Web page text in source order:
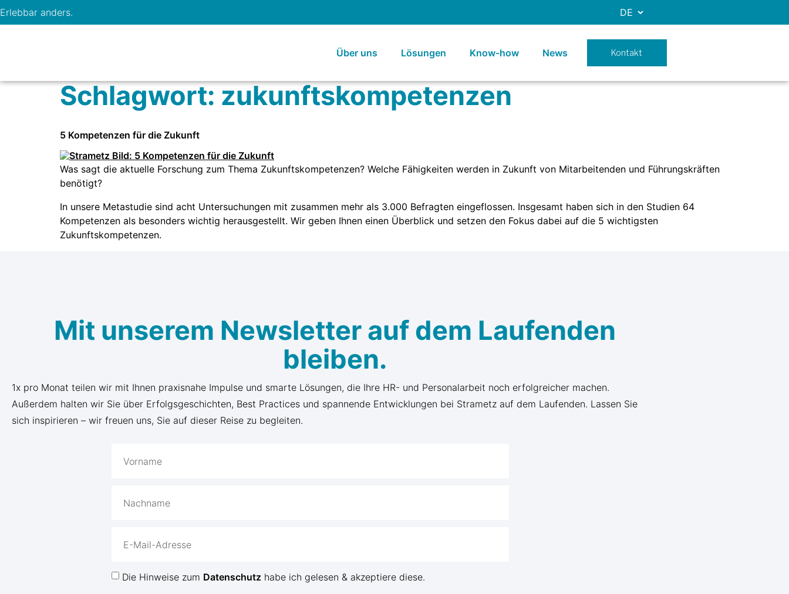
Erlebbar anders.
Über uns Lösungen Know-how News Kontakt
Schlagwort: zukunftskompetenzen
5 Kompetenzen für die Zukunft
Was sagt die aktuelle Forschung zum Thema Zukunftskompetenzen? Welche Fähigkeiten werden in Zukunft von Mitarbeitenden und Führungskräften
benötigt?
In unsere Metastudie sind acht Untersuchungen mit zusammen mehr als 3.000 Befragten eingeflossen. Insgesamt haben sich in den Studien 64
Kompetenzen als besonders wichtig herausgestellt. Wir geben Ihnen einen Überblick und setzen den Fokus dabei auf die 5 wichtigsten
Zukunftskompetenzen.
Mit unserem Newsletter auf dem Laufenden
bleiben.
1x pro Monat teilen wir mit Ihnen praxisnahe Impulse und smarte Lösungen, die Ihre HR- und Personalarbeit noch erfolgreicher machen.
Außerdem halten wir Sie über Erfolgsgeschichten, Best Practices und spannende Entwicklungen bei Strametz auf dem Laufenden. Lassen Sie
sich inspirieren – wir freuen uns, Sie auf dieser Reise zu begleiten.
Die Hinweise zum Datenschutz habe ich gelesen & akzeptiere diese.